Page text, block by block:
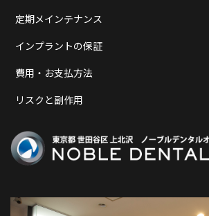
定期メインテナンス
インプラントの保証
費用・お支払方法
リスクと副作用